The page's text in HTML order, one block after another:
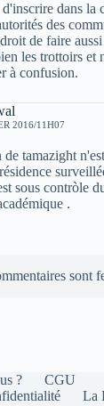
dans la
des
de faire
les trottoirs et
à confusion.
2016/11H07
tamazight
sous contròle
.
sont
?
CGU
La